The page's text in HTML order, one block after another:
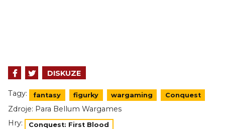
DISKUZE
Tagy: fantasy figurky wargaming Conquest
Zdroje: Para Bellum Wargames
Hry:
Conquest: First Blood